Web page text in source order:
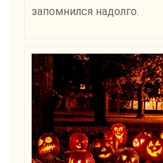
запомнился надолго.